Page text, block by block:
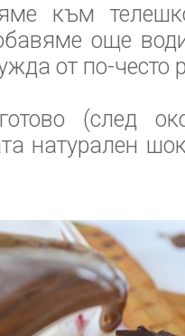
към
още
от по-често
(след
натурален